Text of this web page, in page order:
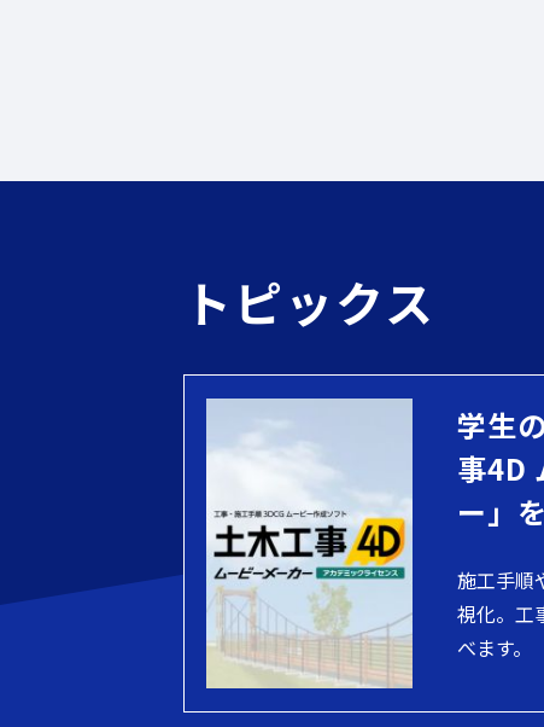
トピックス
学生
事4D
ー」
施工手順
視化。工
べます。